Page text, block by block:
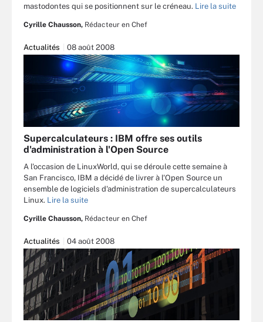
mastodontes qui se positionnent sur le créneau. Lire la suite
Cyrille Chausson, Rédacteur en Chef
Actualités 08 août 2008
Supercalculateurs : IBM offre ses outils
d'administration à l'Open Source
A l'occasion de LinuxWorld, qui se déroule cette semaine à
San Francisco, IBM a décidé de livrer à l'Open Source un
ensemble de logiciels d'administration de supercalculateurs
Linux. Lire la suite
Cyrille Chausson, Rédacteur en Chef
Actualités 04 août 2008